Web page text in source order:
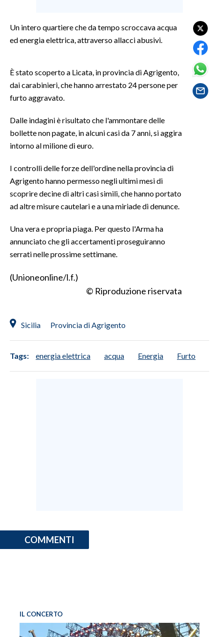
CULTURA
GOSSIP
SARDEGNA TURISMO
NOTIZIE
EVENTI
#CARAUNIONE
3 MINUTI CON
INSULARITÀ
INFO AZIENDE
NECROLOGI
PUBBLICITÀ
SPIAGGE
STORE
Un intero quartiere che da tempo scroccava acqua
ed energia elettrica, attraverso allacci abusivi.
È stato scoperto a Licata, in provincia di Agrigento,
dai carabinieri, che hanno arrestato 24 persone per
furto aggravato.
Dalle indagini è risultato che l'ammontare delle
bollette non pagate, in alcuni casi da 7 anni, si aggira
intorno al milione di euro.
I controlli delle forze dell'ordine nella provincia di
Agrigento hanno permesso negli ultimi mesi di
scoprire decine di altri casi simili, che hanno portato
ad altre misure cautelari e a una miriade di denunce.
Una vera e propria piaga. Per questo l'Arma ha
annunciato che gli accertamenti proseguiranno
serrati nelle prossime settimane.
(Unioneonline/l.f.)
© Riproduzione riservata
Sicilia Provincia di Agrigento
Tags: energia elettrica acqua Energia Furto
COMMENTI
IL CONCERTO